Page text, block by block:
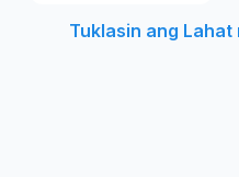
Tuklasin ang